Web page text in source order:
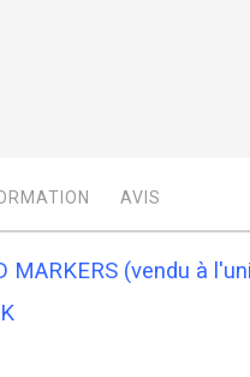
MARKERS (vendu à
AVIS